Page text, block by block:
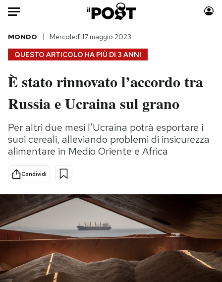
Auto
HOME
Italia
Politica
Tecnologia
Internet
Scienza
Cultura
Economia
Sport
Moda
Consumismi
Storie/Idee
Ok Boomer!
Media
Mondiali calcio 2026
PODCAST
NEWSLETTER
QUESTO ARTICOLO HA PIÙ DI 3 ANNI
MONDO Mercoledì 17 maggio 2023
È stato rinnovato l’accordo tra
Russia e Ucraina sul grano
Per altri due mesi l'Ucraina potrà esportare i
suoi cereali, alleviando problemi di insicurezza
alimentare in Medio Oriente e Africa
Condividi